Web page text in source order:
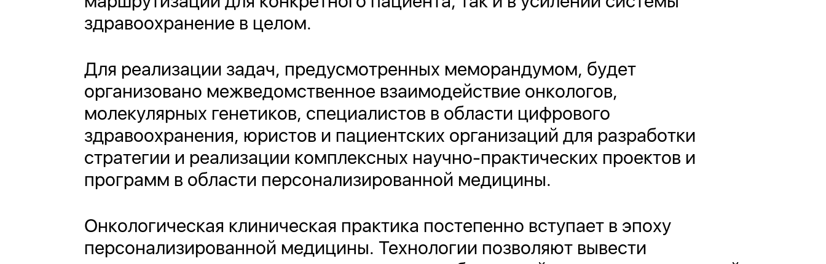
здравоохранение в целом.
Для реализации задач, предусмотренных меморандумом, будет
организовано межведомственное взаимодействие онкологов,
молекулярных генетиков, специалистов в области цифрового
здравоохранения, юристов и пациентских организаций для разработки
стратегии и реализации комплексных научно-практических проектов и
программ в области персонализированной медицины.
Онкологическая клиническая практика постепенно вступает в эпоху
персонализированной медицины. Технологии позволяют вывести